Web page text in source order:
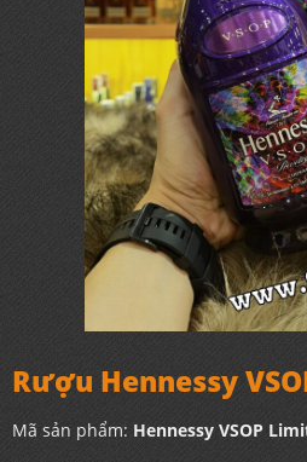
Rượu Hennessy
Mã sản phẩm: Hennessy VSOP